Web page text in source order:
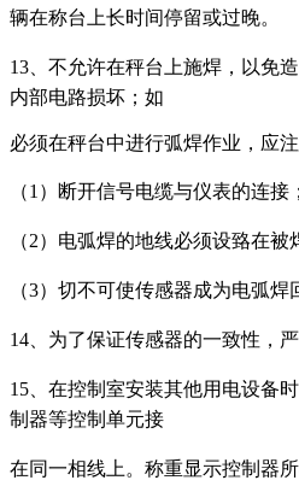
辆在称台上长时间停留或过晚。
13、不允许在秤台上施焊，以免
内部电路损坏；如
必须在秤台中进行弧焊作业，应
（1）断开信号电缆与仪表的连
（2）电弧焊的地线必须设臵在
（3）切不可使传感器成为电弧焊
14、为了保证传感器的一致性，
15、在控制室安装其他用电设备
制器等控制单元接
在同一相线上。称重显示控制器